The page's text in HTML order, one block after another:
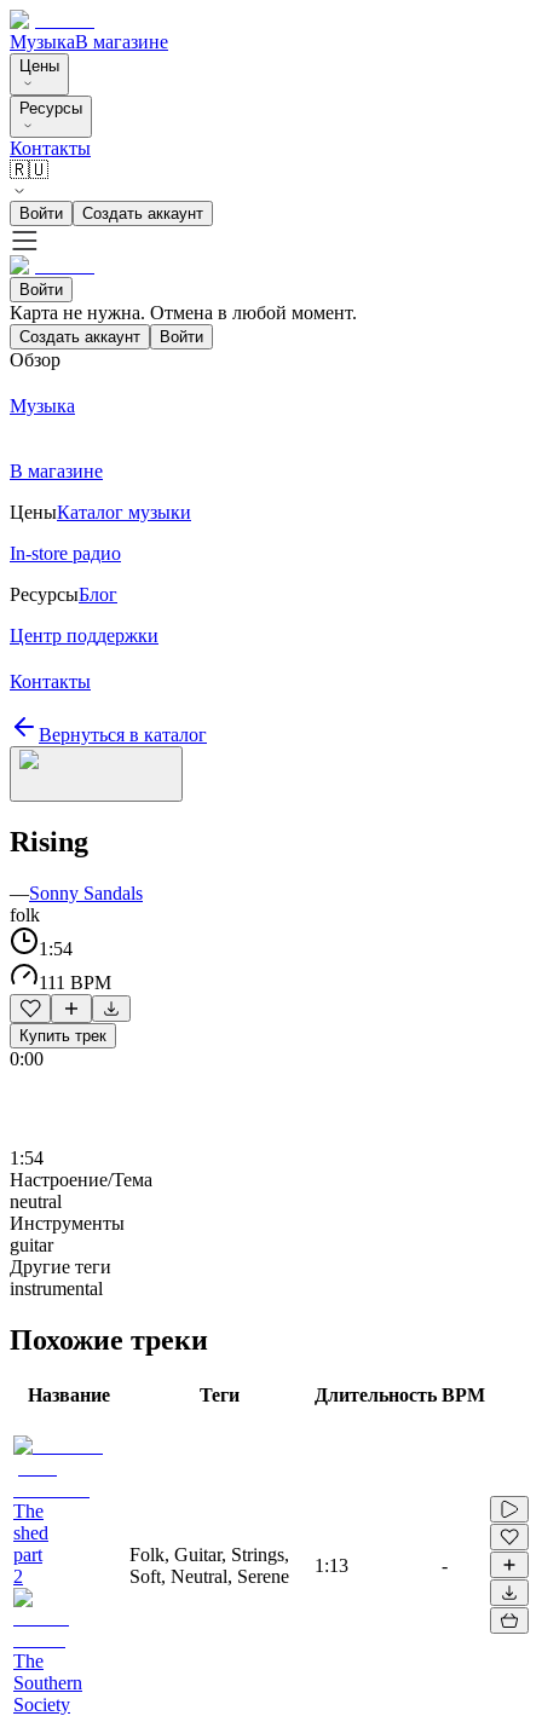
МузыкаВ магазине
Цены
Ресурсы
Контакты
🇷🇺
Войти Создать аккаунт
Войти
Карта не нужна. Отмена в любой момент.
Создать аккаунт Войти
Обзор
Музыка
В магазине
ЦеныКаталог музыки
In-store радио
РесурсыБлог
Центр поддержки
Контакты
Вернуться в каталог
Rising
—Sonny Sandals
folk
1:54
111 BPM
Купить трек
0:00
1:54
Настроение/Тема
neutral
Инструменты
guitar
Другие теги
instrumental
Похожие треки
Название Теги Длительность BPM
The
shed
part
2
The
Southern
Society
Folk, Guitar, Strings,
Soft, Neutral, Serene
1:13 -